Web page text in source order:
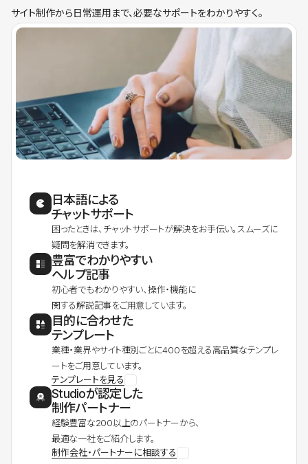
サイト制作から日常運用まで、必要なサポートをわかりやすく。
日本語による
チャットサポート
困ったときは、チャットサポートが解決をお手伝い。スムーズに
疑問を解消できます。
豊富でわかりやすい
ヘルプ記事
初心者でもわかりやすい、操作・機能に
関する解説記事をご用意しています。
目的に合わせた
テンプレート
業種・業界やサイト種別ごとに400を超える高品質なテンプレ
ートをご用意しています。
テンプレートを見る
Studioが認定した
制作パートナー
経験豊富な200以上のパートナーから、
最適な一社をご紹介します。
制作会社・パートナーに相談する